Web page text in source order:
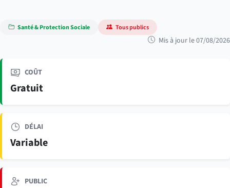
Santé & Protection Sociale Tous publics
Mis à jour le 07/08/2026
COÛT
Gratuit
DÉLAI
Variable
PUBLIC